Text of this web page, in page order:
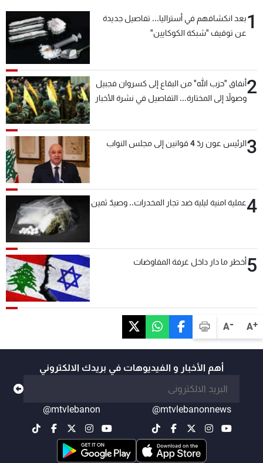
A+
A-
1بعد انكشافهم في أستراليا... تفاصيل جديدة
عن توقيف "شبكة الكوكايين"
2أنفاق "حزب الله" من البقاع إلى كسروان فجبيل
وصولاً إلى المختارة... التفاصيل في نشرة الأخبار
3الرئيس عون ردّ 4 قوانين إلى مجلس النواب
4عملية امنية ليلية ضد تجار المخدرات.. وصيدٌ ثمين
5أخطر ما دار داخل غرفة المفاوضات
أهم الأخبار و الفيديوهات في بريدك الالكتروني
@mtvlebanonnews
@mtvlebanon